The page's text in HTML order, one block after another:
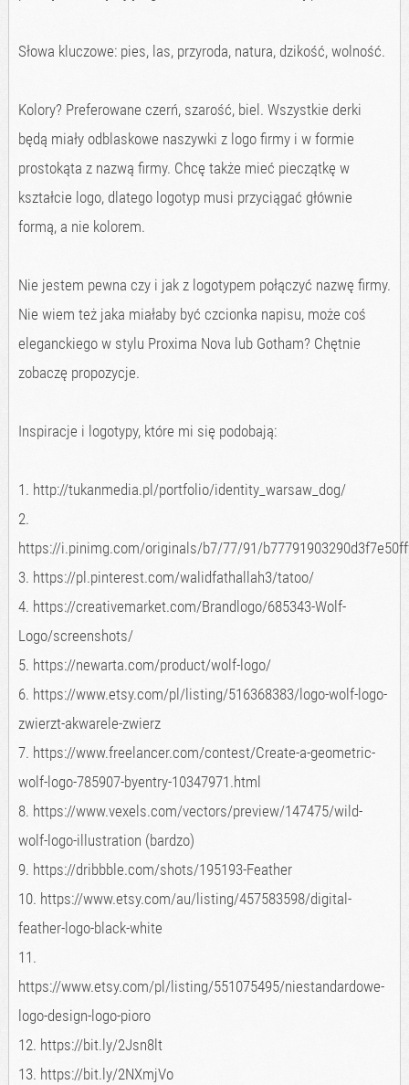
Słowa kluczowe: pies, las, przyroda, natura, dzikość, wolność.
Kolory? Preferowane czerń, szarość, biel. Wszystkie derki
będą miały odblaskowe naszywki z logo firmy i w formie
prostokąta z nazwą firmy. Chcę także mieć pieczątkę w
kształcie logo, dlatego logotyp musi przyciągać głównie
formą, a nie kolorem.
Nie jestem pewna czy i jak z logotypem połączyć nazwę firmy.
Nie wiem też jaka miałaby być czcionka napisu, może coś
eleganckiego w stylu Proxima Nova lub Gotham? Chętnie
zobaczę propozycje.
Inspiracje i logotypy, które mi się podobają:
1. http://tukanmedia.pl/portfolio/identity_warsaw_dog/
2.
https://i.pinimg.com/originals/b7/77/91/
3. https://pl.pinterest.com/walidfathallah3/tatoo/
4. https://creativemarket.com/Brandlogo/685343-Wolf-
Logo/screenshots/
5. https://newarta.com/product/wolf-logo/
6. https://www.etsy.com/pl/listing/516368383/logo-wolf-logo-
zwierzt-akwarele-zwierz
7. https://www.freelancer.com/contest/Create-a-geometric-
wolf-logo-785907-byentry-10347971.html
8. https://www.vexels.com/vectors/preview/147475/wild-
wolf-logo-illustration (bardzo)
9. https://dribbble.com/shots/195193-Feather
10. https://www.etsy.com/au/listing/457583598/digital-
feather-logo-black-white
11.
https://www.etsy.com/pl/listing/551075495/niestandardowe-
logo-design-logo-pioro
12. https://bit.ly/2Jsn8lt
13. https://bit.ly/2NXmjVo